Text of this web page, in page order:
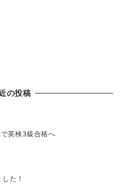
の投稿
英検3級合格へ
た！